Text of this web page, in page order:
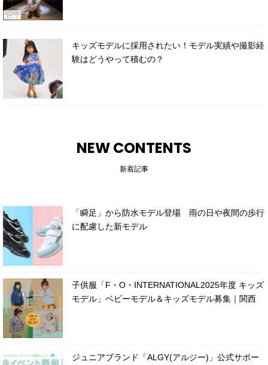
キッズモデルに採用されたい！モデル実績や撮影経
験はどうやって積むの？
NEW CONTENTS
新着記事
「瞬足」から防水モデル登場 雨の日や夜間の歩行
に配慮した新モデル
子供服「F・O・INTERNATIONAL2025年度 キッズ
モデル」ベビーモデル＆キッズモデル募集｜関西
ジュニアブランド「ALGY(アルジー)」公式サポー